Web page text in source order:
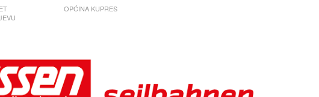
OPĆINA KUPRES